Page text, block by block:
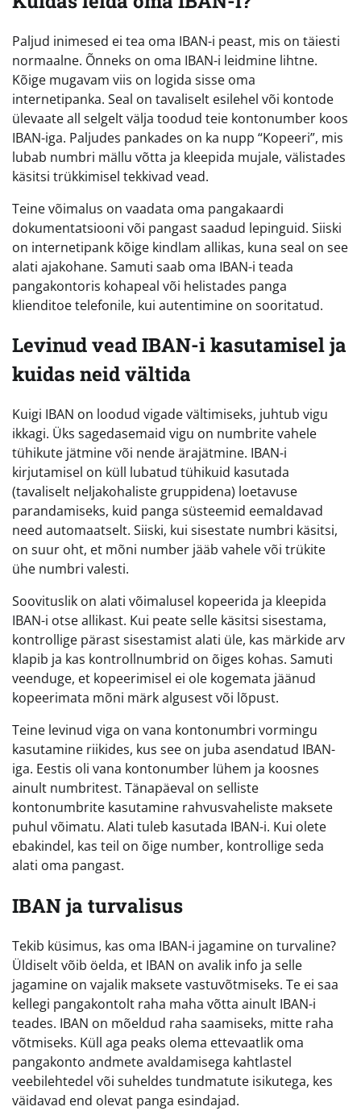
Paljud inimesed ei tea oma IBAN-i peast, mis on täiesti
normaalne. Õnneks on oma IBAN-i leidmine lihtne.
Kõige mugavam viis on logida sisse oma
internetipanka. Seal on tavaliselt esilehel või kontode
ülevaate all selgelt välja toodud teie kontonumber koos
IBAN-iga. Paljudes pankades on ka nupp “Kopeeri”, mis
lubab numbri mällu võtta ja kleepida mujale, välistades
käsitsi trükkimisel tekkivad vead.
Teine võimalus on vaadata oma pangakaardi
dokumentatsiooni või pangast saadud lepinguid. Siiski
on internetipank kõige kindlam allikas, kuna seal on see
alati ajakohane. Samuti saab oma IBAN-i teada
pangakontoris kohapeal või helistades panga
klienditoe telefonile, kui autentimine on sooritatud.
Levinud vead IBAN-i kasutamisel ja
kuidas neid vältida
Kuigi IBAN on loodud vigade vältimiseks, juhtub vigu
ikkagi. Üks sagedasemaid vigu on numbrite vahele
tühikute jätmine või nende ärajätmine. IBAN-i
kirjutamisel on küll lubatud tühikuid kasutada
(tavaliselt neljakohaliste gruppidena) loetavuse
parandamiseks, kuid panga süsteemid eemaldavad
need automaatselt. Siiski, kui sisestate numbri käsitsi,
on suur oht, et mõni number jääb vahele või trükite
ühe numbri valesti.
Soovituslik on alati võimalusel kopeerida ja kleepida
IBAN-i otse allikast. Kui peate selle käsitsi sisestama,
kontrollige pärast sisestamist alati üle, kas märkide arv
klapib ja kas kontrollnumbrid on õiges kohas. Samuti
veenduge, et kopeerimisel ei ole kogemata jäänud
kopeerimata mõni märk algusest või lõpust.
Teine levinud viga on vana kontonumbri vormingu
kasutamine riikides, kus see on juba asendatud IBAN-
iga. Eestis oli vana kontonumber lühem ja koosnes
ainult numbritest. Tänapäeval on selliste
kontonumbrite kasutamine rahvusvaheliste maksete
puhul võimatu. Alati tuleb kasutada IBAN-i. Kui olete
ebakindel, kas teil on õige number, kontrollige seda
alati oma pangast.
IBAN ja turvalisus
Tekib küsimus, kas oma IBAN-i jagamine on turvaline?
Üldiselt võib öelda, et IBAN on avalik info ja selle
jagamine on vajalik maksete vastuvõtmiseks. Te ei saa
kellegi pangakontolt raha maha võtta ainult IBAN-i
teades. IBAN on mõeldud raha saamiseks, mitte raha
võtmiseks. Küll aga peaks olema ettevaatlik oma
pangakonto andmete avaldamisega kahtlastel
veebilehtedel või suheldes tundmatute isikutega, kes
väidavad end olevat panga esindajad.